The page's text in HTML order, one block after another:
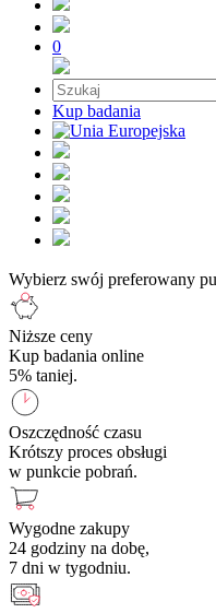
0
Kup badania
Wybierz swój preferowany
Niższe ceny
Kup badania online
5% taniej.
Oszczędność czasu
Krótszy proces obsługi
w punkcie pobrań.
Wygodne zakupy
24 godziny na dobę,
7 dni w tygodniu.